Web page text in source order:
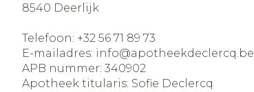
8540 Deerlijk
Telefoon: +32 56 71 89 73
E-mailadres: info@apotheekdeclercq.be
APB nummer: 340902
Apotheek titularis: Sofie Declercq